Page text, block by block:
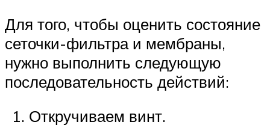
Для того, чтобы оценить состояние
сеточки-фильтра и мембраны,
нужно выполнить следующую
последовательность действий:
Откручиваем винт.